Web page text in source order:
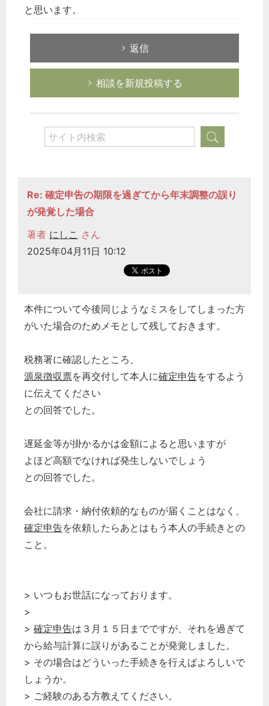
と思います。
返信
相談を新規投稿する
Re: 確定申告の期限を過ぎてから年末調整の誤り
が発覚した場合
著者 にしこ さん
2025年04月11日 10:12
本件について今後同じようなミスをしてしまった方
がいた場合のためメモとして残しておきます。
税務署に確認したところ、
源泉徴収票を再交付して本人に確定申告をするよう
に伝えてください
との回答でした。
遅延金等が掛かるかは金額によると思いますが
よほど高額でなければ発生しないでしょう
との回答でした。
会社に請求・納付依頼的なものが届くことはなく、
確定申告を依頼したらあとはもう本人の手続きとの
こと。
> いつもお世話になっております。
>
> 確定申告は３月１５日までですが、それを過ぎて
から給与計算に誤りがあることが発覚しました。
> その場合はどういった手続きを行えばよろしいで
しょうか。
> ご経験のある方教えてください。